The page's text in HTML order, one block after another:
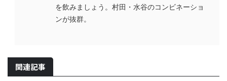
を飲みましょう。村田・水谷のコンビネーショ
ンが抜群。
関連記事